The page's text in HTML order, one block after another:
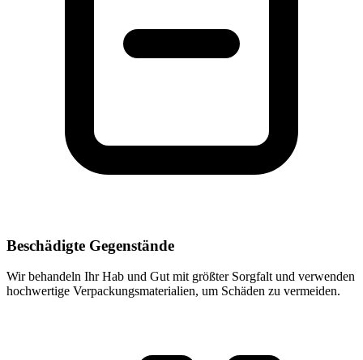
Beschädigte Gegenstände
Wir behandeln Ihr Hab und Gut mit größter Sorgfalt und verwenden
hochwertige Verpackungsmaterialien, um Schäden zu vermeiden.